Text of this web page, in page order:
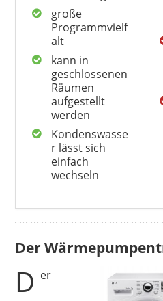
große
Programmvielf
alt
kann in
geschlossenen
Räumen
aufgestellt
werden
Kondenswasse
r lässt sich
einfach
wechseln
Der
D er